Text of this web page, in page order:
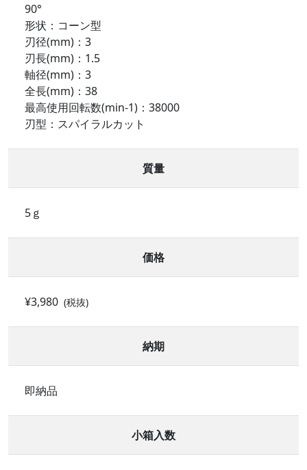
90°
形状：コーン型
刃径(mm)：3
刃長(mm)：1.5
軸径(mm)：3
全長(mm)：38
最高使用回転数(min-1)：38000
刃型：スパイラルカット
質量
5ｇ
価格
¥3,980 (税抜)
納期
即納品
小箱入数